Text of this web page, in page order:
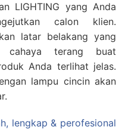
LIGHTING yang Anda
calon klien.
latar belakang yang
terang buat
Anda terlihat jelas.
lampu cincin akan
lengkap & perofesional